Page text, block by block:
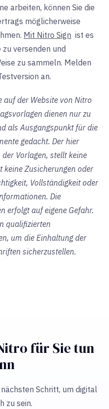
arbeiten, können Sie die
möglicherweise
Mit Nitro Sign ist es
versenden und
zu sammeln. Melden
an.
auf der Website von Nitro
dienen nur zu
als Ausgangspunkt für die
gedacht. Der hier
Vorlagen, stellt keine
keine Zusicherungen oder
Vollständigkeit oder
Die
erfolgt auf eigene Gefahr.
qualifizierten
um die Einhaltung der
sicherzustellen.
für Sie tun
Schritt, um digital
zu sein.